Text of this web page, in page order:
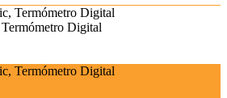
Digital